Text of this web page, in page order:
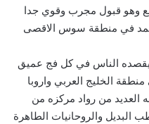
وهو قبول مجرب وقوي جدا
في منطقة سوس الاقصى
ويقصده الناس في كل فج عميق
الخليج العربي واروبا
العديد من رواد مركزه من
البديل والروحانيات الطاهرة